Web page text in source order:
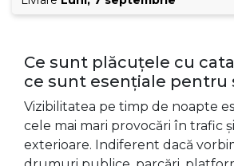
Ce sunt plăcuțele cu
ce sunt esențiale pentru
Vizibilitatea pe timp de noapte
cele mai mari provocări în trafic
exterioare. Indiferent dacă